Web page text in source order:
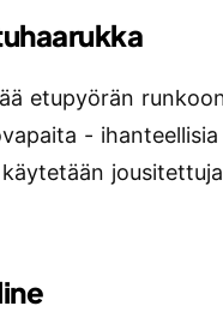
etupyörän
-